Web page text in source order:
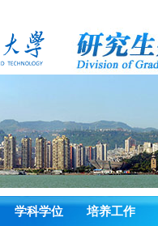
学科学位 培养工作